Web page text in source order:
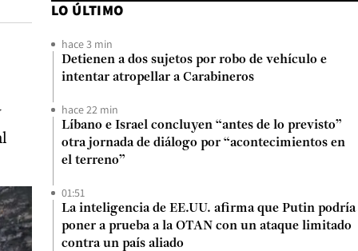
LO ÚLTIMO
hace 3 min
Detienen a dos sujetos por robo de vehículo e
intentar atropellar a Carabineros
hace 22 min
Líbano e Israel concluyen “antes de lo previsto”
otra jornada de diálogo por “acontecimientos en
el terreno”
01:51
La inteligencia de EE.UU. afirma que Putin podría
poner a prueba a la OTAN con un ataque limitado
contra un país aliado